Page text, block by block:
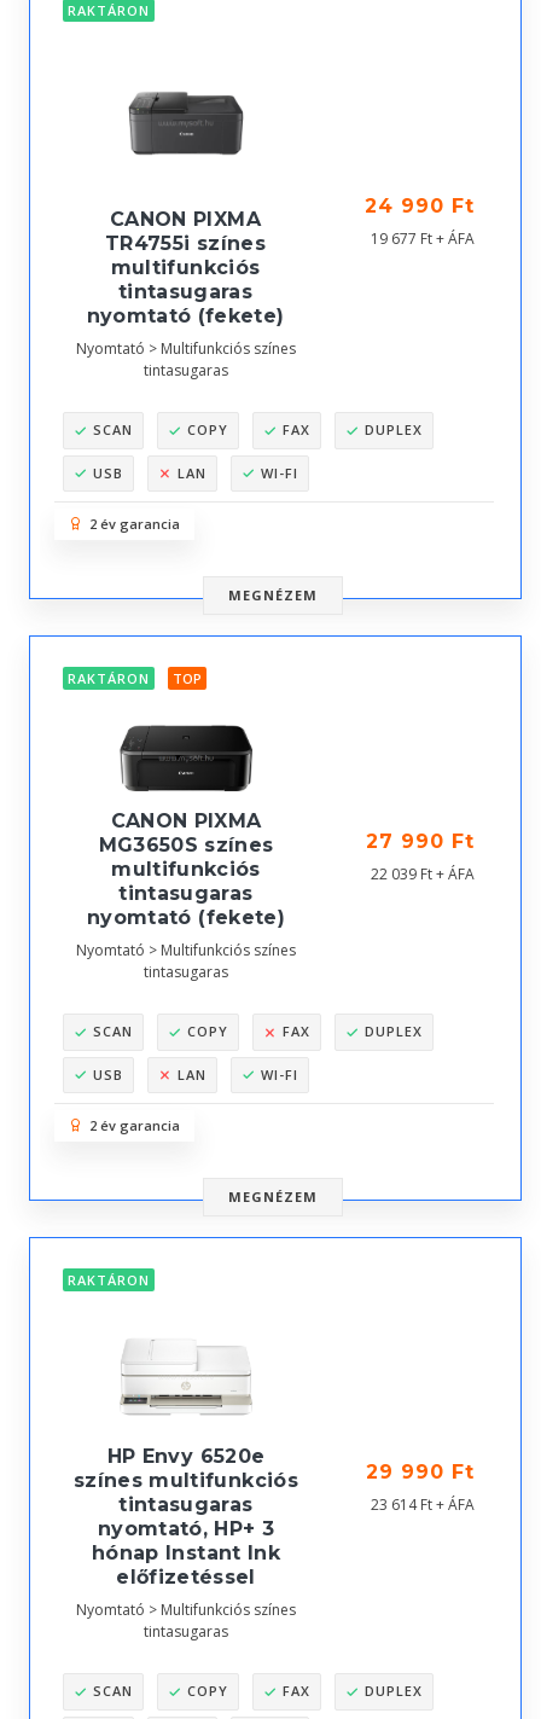
RAKTÁRON
CANON PIXMA
TR4755i színes
multifunkciós
tintasugaras
nyomtató (fekete)
Nyomtató > Multifunkciós színes
tintasugaras
24 990 Ft
19 677 Ft + ÁFA
SCAN COPY FAX DUPLEX
USB LAN WI-FI
2 év garancia
MEGNÉZEM
RAKTÁRON TOP
CANON PIXMA
MG3650S színes
multifunkciós
tintasugaras
nyomtató (fekete)
Nyomtató > Multifunkciós színes
tintasugaras
27 990 Ft
22 039 Ft + ÁFA
SCAN COPY FAX DUPLEX
USB LAN WI-FI
2 év garancia
MEGNÉZEM
RAKTÁRON
HP Envy 6520e
színes multifunkciós
tintasugaras
nyomtató, HP+ 3
hónap Instant Ink
előfizetéssel
Nyomtató > Multifunkciós színes
tintasugaras
29 990 Ft
23 614 Ft + ÁFA
SCAN COPY FAX DUPLEX